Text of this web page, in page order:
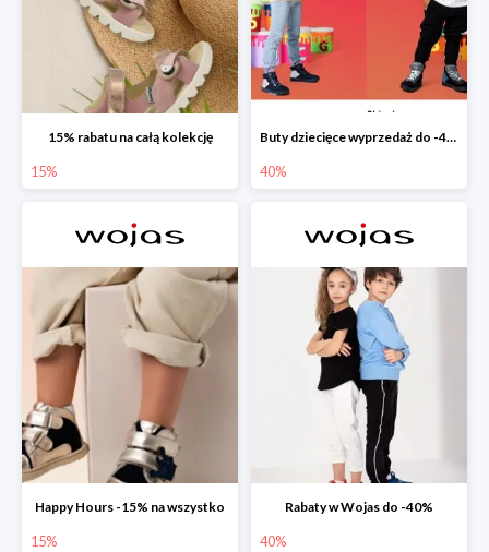
15% rabatu na całą kolekcję
15%
Buty dziecięce wyprzedaż do -40%
40%
Happy Hours -15% na wszystko
15%
Rabaty w Wojas do -40%
40%